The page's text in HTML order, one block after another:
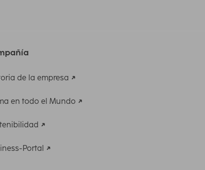
de la empresa
en todo el Mundo
Portal